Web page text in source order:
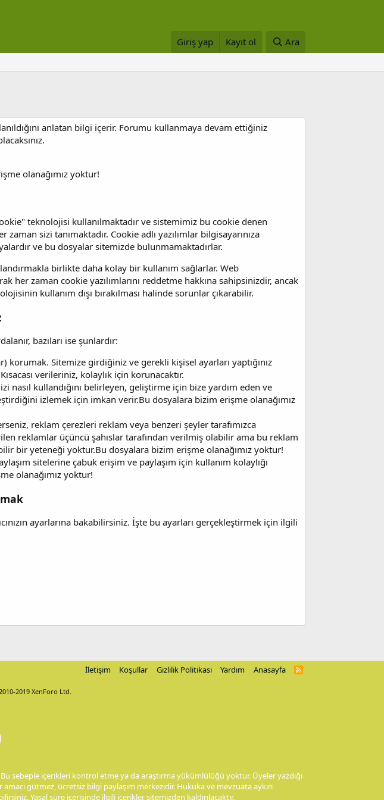
Giriş yap Kayıt ol Ara
anlatan bilgi içerir. Forumu kullanmaya devam ettiğiniz
olanağımız yoktur!
teknolojisi kullanılmaktadır ve sistemimiz bu cookie denen
sizi tanımaktadır. Cookie adlı yazılımlar bilgisayarınıza
ve bu dosyalar sitemizde bulunmamaktadırlar.
birlikte daha kolay bir kullanım sağlarlar. Web
her zaman cookie yazılımlarını reddetme hakkına sahipsinizdir, ancak
kullanım dışı bırakılması halinde sorunlar çıkarabilir.
bazıları ise şunlardır:
korumak. Sitemize girdiğiniz ve gerekli kişisel ayarları yaptığınız
verileriniz, kolaylık için korunacaktır.
nasıl kullandığını belirleyen, geliştirme için bize yardım eden ve
izlemek için imkan verir.Bu dosyalara bizim erişme olanağımız
reklam çerezleri reklam veya benzeri şeyler tarafımızca
reklamlar üçüncü şahıslar tarafından verilmiş olabilir ama bu reklam
bir yeteneği yoktur.Bu dosyalara bizim erişme olanağımız yoktur!
sitelerine çabuk erişim ve paylaşım için kullanım kolaylığı
olanağımız yoktur!
ayarlarına bakabilirsiniz. İşte bu ayarları gerçekleştirmek için ilgili
İletişim Koşullar Gizlilik Politikası Yardım Anasayfa
R
2019 XenForo Ltd.
Bu sebeple içerikleri kontrol etme ya da araştırma yükümlülüğü yoktur. Üyeler yazdığı
gütmez, ücretsiz bilgi paylaşım merkezidir. Hukuka ve mevzuata aykırı
Yasal süre içerisinde ilgili içerikler sitemizden kaldırılacaktır.